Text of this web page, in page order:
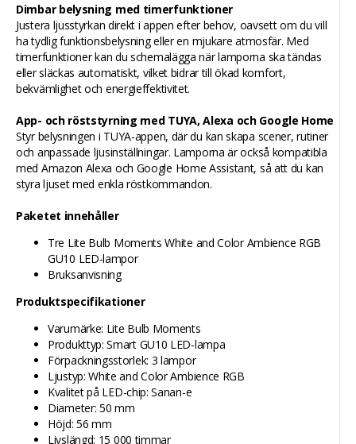
Dimbar belysning med timerfunktioner
Justera ljusstyrkan direkt i appen efter behov, oavsett om du vill
ha tydlig funktionsbelysning eller en mjukare atmosfär. Med
timerfunktioner kan du schemalägga när lamporna ska tändas
eller släckas automatiskt, vilket bidrar till ökad komfort,
bekvämlighet och energieffektivitet.
App- och röststyrning med TUYA, Alexa och Google Home
Styr belysningen i TUYA-appen, där du kan skapa scener, rutiner
och anpassade ljusinställningar. Lamporna är också kompatibla
med Amazon Alexa och Google Home Assistant, så att du kan
styra ljuset med enkla röstkommandon.
Paketet innehåller
Tre Lite Bulb Moments White and Color Ambience RGB
GU10 LED-lampor
Bruksanvisning
Produktspecifikationer
Varumärke: Lite Bulb Moments
Produkttyp: Smart GU10 LED-lampa
Förpackningsstorlek: 3 lampor
Ljustyp: White and Color Ambience RGB
Kvalitet på LED-chip: Sanan-e
Diameter: 50 mm
Höjd: 56 mm
Livslängd: 15 000 timmar